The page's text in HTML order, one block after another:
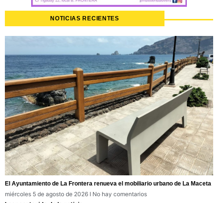
NOTICIAS RECIENTES
El Ayuntamiento de La Frontera renueva el mobiliario urbano de La Maceta
miércoles 5 de agosto de 2026
No hay comentarios